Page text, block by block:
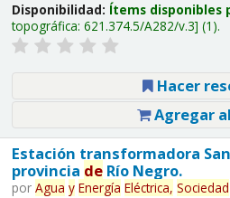
Disponibilidad: Ítems disponibles
topográfica: 621.374.5/A282/v.3 (1).
Hacer
Agregar
Estación transformadora
provincia deRío Negro.
por Agua y Energía Eléctrica, Sociedad